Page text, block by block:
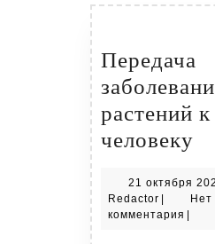
Передача
растений к
человеку
от
21 октября
Redactor Redactor
Нет
комментария